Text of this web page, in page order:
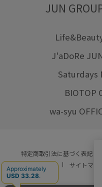
JUN
J'aDoRe
Saturdays
BIOTOP
wa-syu
特定商取引法に基づく表記
ご利用規約
サイトマッ